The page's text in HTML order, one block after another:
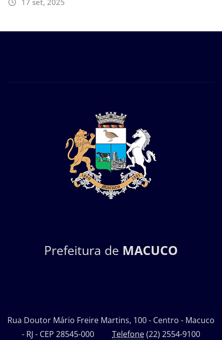
17 set, 2025
Prefeitura de MACUCO
Rua Doutor Mário Freire Martins, 100 - Centro - Macuco
- RJ - CEP 28545-000 Telefone(22) 2554-9100